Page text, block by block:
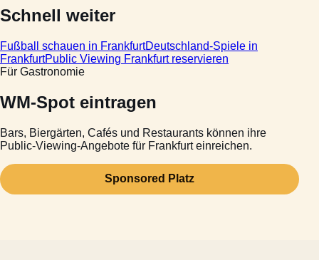
Schnell weiter
Fußball schauen in FrankfurtDeutschland-Spiele in
FrankfurtPublic Viewing Frankfurt reservieren
Für Gastronomie
WM-Spot eintragen
Bars, Biergärten, Cafés und Restaurants können ihre
Public-Viewing-Angebote für Frankfurt einreichen.
Sponsored Platz